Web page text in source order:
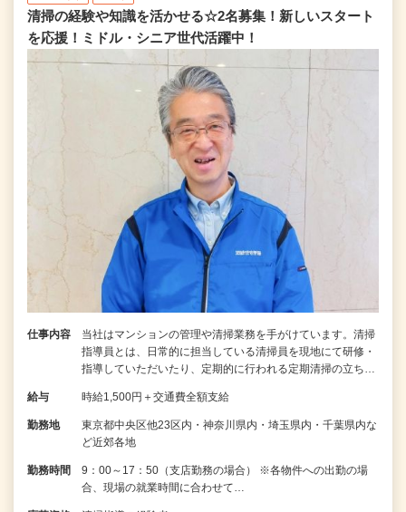
清掃の経験や知識を活かせる☆2名募集！新しいスタート
を応援！ミドル・シニア世代活躍中！
仕事内容
当社はマンションの管理や清掃業務を手がけています。清掃
指導員とは、日常的に担当している清掃員を現地にて研修・
指導していただいたり、定期的に行われる定期清掃の立ち…
給与 時給1,500円＋交通費全額支給
勤務地
東京都中央区他23区内・神奈川県内・埼玉県内・千葉県内な
ど近郊各地
勤務時間
9：00～17：50（支店勤務の場合） ※各物件への出勤の場
合、現場の就業時間に合わせて…